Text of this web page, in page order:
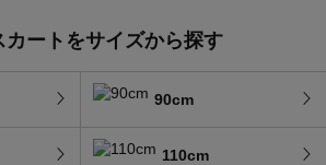
ートをサイズから探す
90cm
110cm